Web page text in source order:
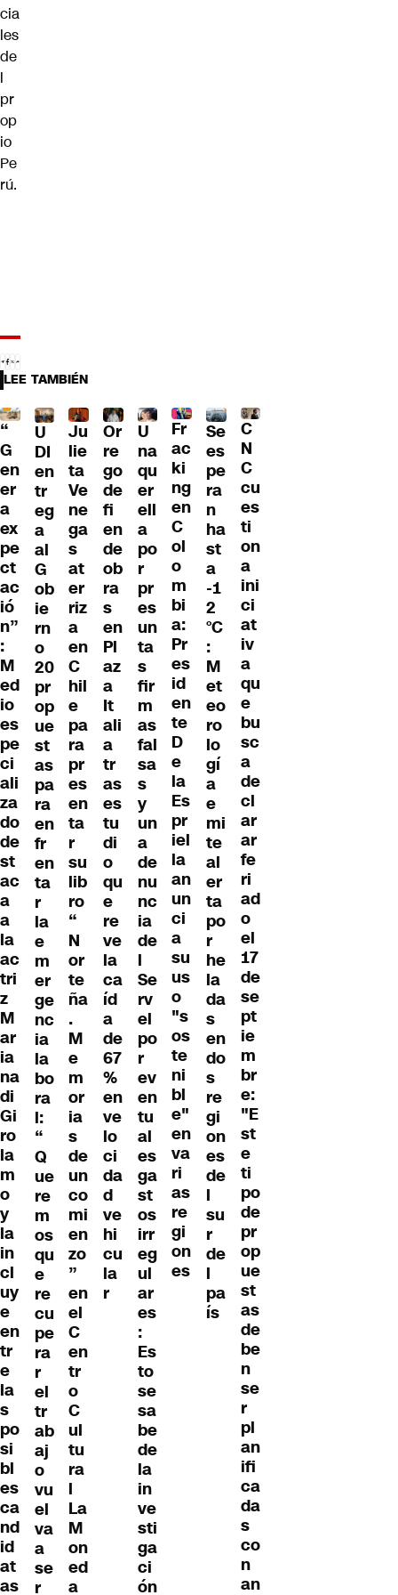
cia
les
de
l
pr
op
io
Pe
rú.
LEE TAMBIÉN
“
G
en
er
a
ex
pe
ct
ac
ió
n”
:
M
ed
io
es
pe
ci
ali
za
do
de
st
ac
a
a
la
ac
tri
z
M
ar
ia
na
di
Gi
ro
la
m
o
y
la
in
cl
uy
e
en
tr
e
la
s
po
si
bl
es
ca
nd
id
at
as
U
DI
en
tr
eg
a
al
G
ob
ie
rn
o
20
pr
op
ue
st
as
pa
ra
en
fr
en
ta
r
la
e
m
er
ge
nc
ia
la
bo
ra
l:
“
Q
ue
re
m
os
qu
e
re
cu
pe
ra
r
el
tr
ab
aj
o
vu
el
va
a
se
r
Ju
lie
ta
Ve
ne
ga
s
at
er
riz
a
en
C
hil
e
pa
ra
pr
es
en
ta
r
su
lib
ro
“
N
or
te
ña
.
M
e
m
or
ia
s
de
un
co
mi
en
zo
”
en
el
C
en
tr
o
C
ul
tu
ra
l
La
M
on
ed
a
Or
re
go
de
fi
en
de
ob
ra
s
en
Pl
az
a
It
ali
a
tr
as
es
tu
di
o
qu
e
re
ve
la
ca
íd
a
de
67
%
en
ve
lo
ci
da
d
ve
hi
cu
la
r
U
na
qu
er
ell
a
po
r
pr
es
un
ta
s
fir
m
as
fal
sa
s
y
un
a
de
nu
nc
ia
de
l
Se
rv
el
po
r
ev
en
tu
al
es
ga
st
os
irr
eg
ul
ar
es
:
Es
to
se
sa
be
de
la
in
ve
sti
ga
ci
ón
Fr
ac
ki
ng
en
C
ol
o
m
bi
a:
Pr
es
id
en
te
D
e
la
Es
pr
iel
la
an
un
ci
a
su
us
o
"s
os
te
ni
bl
e"
en
va
ri
as
re
gi
on
es
Se
es
pe
ra
n
ha
st
a
-1
2
°C
:
M
et
eo
ro
lo
gí
a
e
mi
te
al
er
ta
po
r
he
la
da
s
en
do
s
re
gi
on
es
de
l
su
r
de
l
pa
ís
C
N
C
cu
es
ti
on
a
ini
ci
at
iv
a
qu
e
bu
sc
a
de
cl
ar
ar
fe
ri
ad
o
el
17
de
se
pt
ie
m
br
e:
"E
st
e
ti
po
de
pr
op
ue
st
as
de
be
n
se
r
pl
an
ifi
ca
da
s
co
n
an